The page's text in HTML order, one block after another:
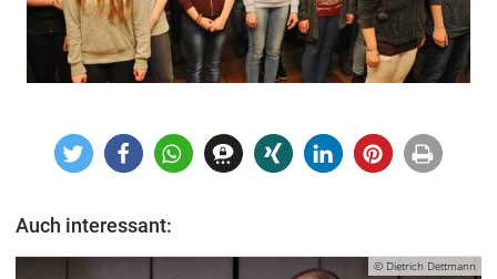
Auch interessant:
© Dietrich Dettmann